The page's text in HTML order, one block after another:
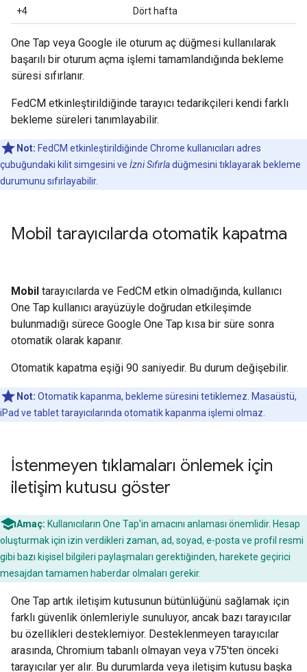
+4 Dört hafta
One Tap veya Google ile oturum aç düğmesi kullanılarak
başarılı bir oturum açma işlemi tamamlandığında bekleme
süresi sıfırlanır.
FedCM etkinleştirildiğinde tarayıcı tedarikçileri kendi farklı
bekleme süreleri tanımlayabilir.
Not: FedCM etkinleştirildiğinde Chrome kullanıcıları adres
çubuğundaki kilit simgesini ve İzni Sıfırladüğmesini tıklayarak bekleme
durumunu sıfırlayabilir.
Mobil tarayıcılarda otomatik kapatma
Mobil tarayıcılarda ve FedCM etkin olmadığında, kullanıcı
One Tap kullanıcı arayüzüyle doğrudan etkileşimde
bulunmadığı sürece Google One Tap kısa bir süre sonra
otomatik olarak kapanır.
Otomatik kapatma eşiği 90 saniyedir. Bu durum değişebilir.
Not: Otomatik kapanma, bekleme süresini tetiklemez. Masaüstü,
iPad ve tablet tarayıcılarında otomatik kapanma işlemi olmaz.
İstenmeyen tıklamaları önlemek için
iletişim kutusu göster
Amaç: Kullanıcıların One Tap'in amacını anlaması önemlidir. Hesap
oluşturmak için izin verdikleri zaman, ad, soyad, e-posta ve profil resmi
gibi bazı kişisel bilgileri paylaşmaları gerektiğinden, harekete geçirici
mesajdan tamamen haberdar olmaları gerekir.
One Tap artık iletişim kutusunun bütünlüğünü sağlamak için
farklı güvenlik önlemleriyle sunuluyor, ancak bazı tarayıcılar
bu özellikleri desteklemiyor. Desteklenmeyen tarayıcılar
arasında, Chromium tabanlı olmayan veya v75'ten önceki
tarayıcılar yer alır. Bu durumlarda veya iletişim kutusu başka